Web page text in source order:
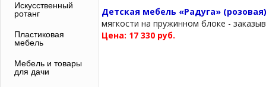
Искусственный
ротанг
Пластиковая
мебель
Мебель и товары
для дачи
Детская мебель «Радуга» (розовая)
мягкости на пружинном блоке -
Цена: 17 330 руб.